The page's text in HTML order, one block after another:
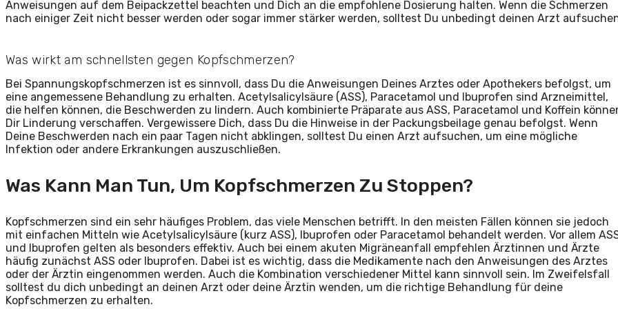
Anweisungen auf dem Beipackzettel beachten und Dich an die empfohlene Dosierung halten. Wenn die Schmerzen
nach einiger Zeit nicht besser werden oder sogar immer stärker werden, solltest Du unbedingt deinen Arzt
Was wirkt am schnellsten gegen Kopfschmerzen?
Bei Spannungskopfschmerzen ist es sinnvoll, dass Du die Anweisungen Deines Arztes oder Apothekers befolgst, um
eine angemessene Behandlung zu erhalten. Acetylsalicylsäure (ASS), Paracetamol und Ibuprofen sind Arzneimittel,
die helfen können, die Beschwerden zu lindern. Auch kombinierte Präparate aus ASS, Paracetamol und Koffein
Dir Linderung verschaffen. Vergewissere Dich, dass Du die Hinweise in der Packungsbeilage genau befolgst. Wenn
Deine Beschwerden nach ein paar Tagen nicht abklingen, solltest Du einen Arzt aufsuchen, um eine mögliche
Infektion oder andere Erkrankungen auszuschließen.
Was Kann Man Tun, Um Kopfschmerzen Zu Stoppen?
Kopfschmerzen sind ein sehr häufiges Problem, das viele Menschen betrifft. In den meisten Fällen können sie jedoch
mit einfachen Mitteln wie Acetylsalicylsäure (kurz ASS), Ibuprofen oder Paracetamol behandelt werden. Vor allem
und Ibuprofen gelten als besonders effektiv. Auch bei einem akuten Migräneanfall empfehlen Ärztinnen und Ärzte
häufig zunächst ASS oder Ibuprofen. Dabei ist es wichtig, dass die Medikamente nach den Anweisungen des Arztes
oder der Ärztin eingenommen werden. Auch die Kombination verschiedener Mittel kann sinnvoll sein. Im Zweifelsfall
solltest du dich unbedingt an deinen Arzt oder deine Ärztin wenden, um die richtige Behandlung für deine
Kopfschmerzen zu erhalten.